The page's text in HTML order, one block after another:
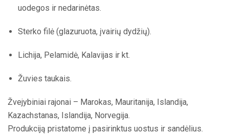
uodegos ir nedarinėtas.
Sterko filė (glazuruota, įvairių dydžių).
Lichija, Pelamidė, Kalavijas ir kt.
Žuvies taukais.
Žvejybiniai rajonai – Marokas, Mauritanija, Islandija,
Kazachstanas, Islandija, Norvegija.
Produkciją pristatome į pasirinktus uostus ir sandėlius.